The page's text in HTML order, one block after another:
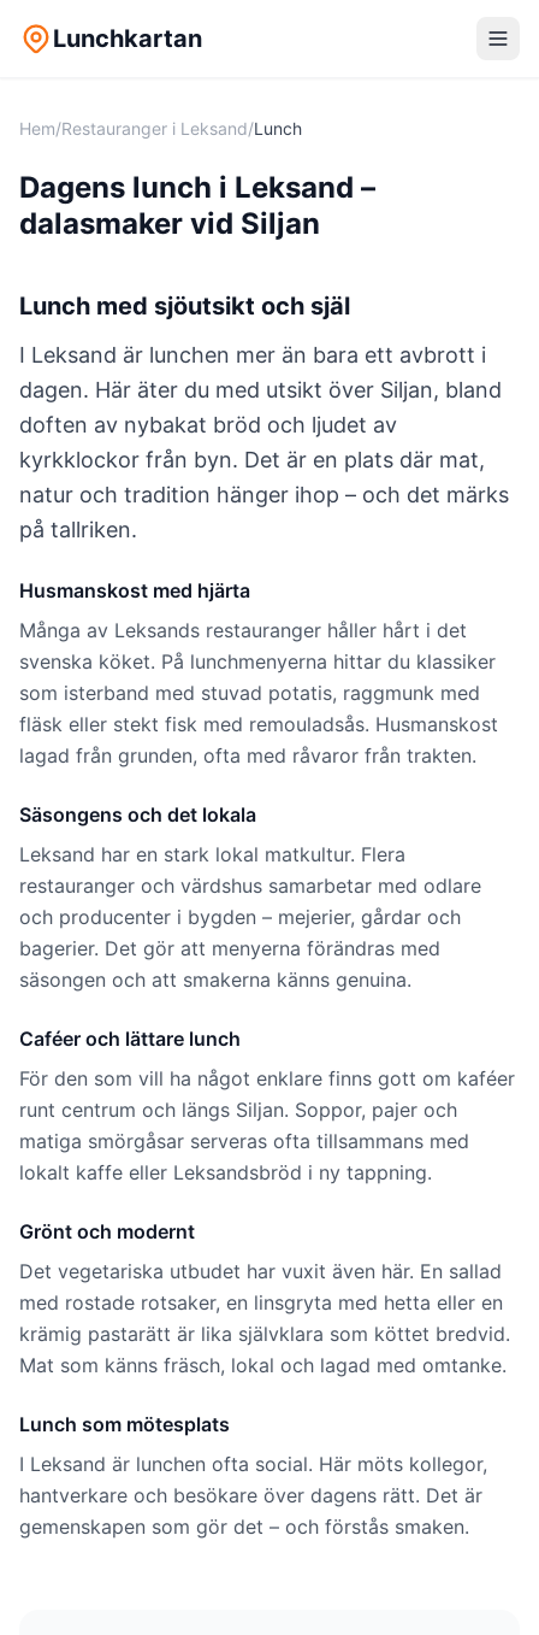
Lunchkartan
Hem/Restauranger i Leksand/Lunch
Dagens lunch i Leksand –
dalasmaker vid Siljan
Lunch med sjöutsikt och själ
I Leksand är lunchen mer än bara ett avbrott i
dagen. Här äter du med utsikt över Siljan, bland
doften av nybakat bröd och ljudet av
kyrkklockor från byn. Det är en plats där mat,
natur och tradition hänger ihop – och det märks
på tallriken.
Husmanskost med hjärta
Många av Leksands restauranger håller hårt i det
svenska köket. På lunchmenyerna hittar du klassiker
som isterband med stuvad potatis, raggmunk med
fläsk eller stekt fisk med remouladsås. Husmanskost
lagad från grunden, ofta med råvaror från trakten.
Säsongens och det lokala
Leksand har en stark lokal matkultur. Flera
restauranger och värdshus samarbetar med odlare
och producenter i bygden – mejerier, gårdar och
bagerier. Det gör att menyerna förändras med
säsongen och att smakerna känns genuina.
Caféer och lättare lunch
För den som vill ha något enklare finns gott om kaféer
runt centrum och längs Siljan. Soppor, pajer och
matiga smörgåsar serveras ofta tillsammans med
lokalt kaffe eller Leksandsbröd i ny tappning.
Grönt och modernt
Det vegetariska utbudet har vuxit även här. En sallad
med rostade rotsaker, en linsgryta med hetta eller en
krämig pastarätt är lika självklara som köttet bredvid.
Mat som känns fräsch, lokal och lagad med omtanke.
Lunch som mötesplats
I Leksand är lunchen ofta social. Här möts kollegor,
hantverkare och besökare över dagens rätt. Det är
gemenskapen som gör det – och förstås smaken.